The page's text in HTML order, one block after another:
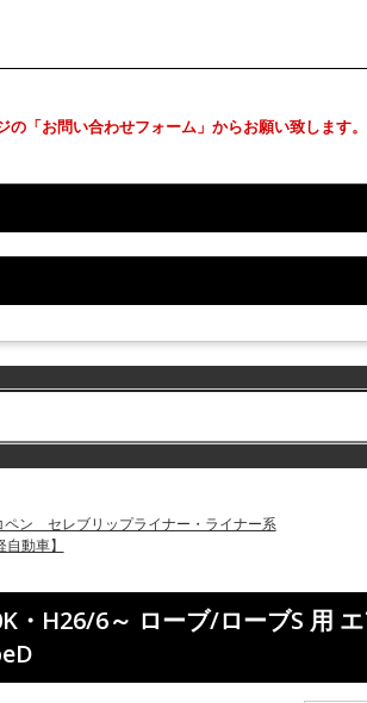
「お問い合わせフォーム」からお願い致します。
ペン セレブリップライナー・ライナー系
動車】
・H26/6～ ローブ/ローブS 用